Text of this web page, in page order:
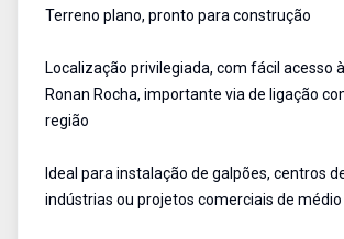
Terreno plano, pronto para construção
Localização privilegiada, com fácil acesso
Ronan Rocha, importante via de ligação
região
Ideal para instalação de galpões, centros
indústrias ou projetos comerciais de